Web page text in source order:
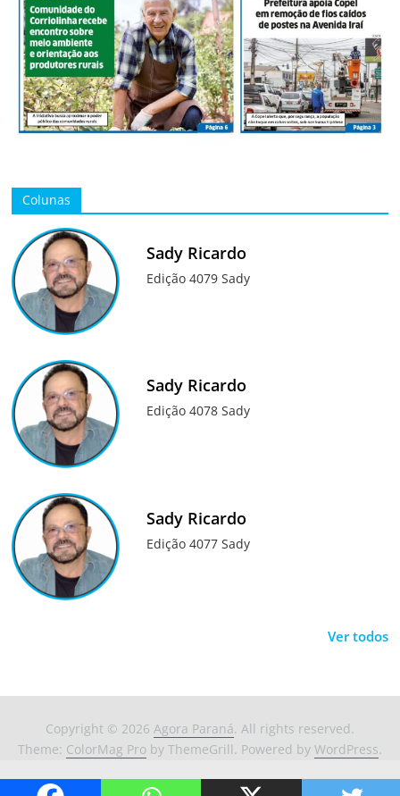
Colunas
Sady Ricardo
Edição 4079 Sady
Sady Ricardo
Edição 4078 Sady
Sady Ricardo
Edição 4077 Sady
Ver todos
Copyright © 2026 Agora Paraná. All rights reserved.
Theme: ColorMag Proby ThemeGrill. Powered by WordPress.